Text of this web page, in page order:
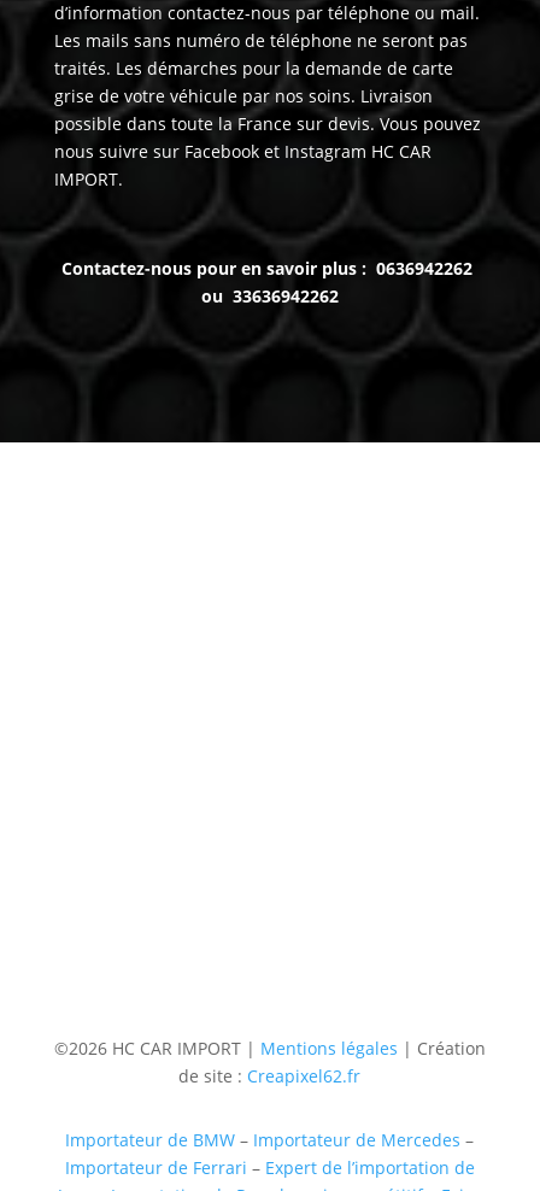
d’information contactez-nous par téléphone ou mail.
Les mails sans numéro de téléphone ne seront pas
traités. Les démarches pour la demande de carte
grise de votre véhicule par nos soins. Livraison
possible dans toute la France sur devis. Vous pouvez
nous suivre sur Facebook et Instagram HC CAR
IMPORT.
Contactez-nous pour en savoir plus : 0636942262
ou 33636942262
©2026 HC CAR IMPORT | Mentions légales | Création
de site : Creapixel62.fr
Importateur de BMW – Importateur de Mercedes –
Importateur de Ferrari – Expert de l’importation de